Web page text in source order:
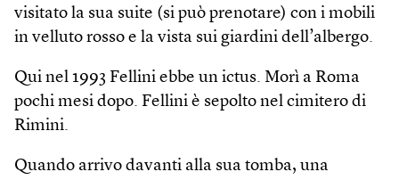
visitato la sua suite (si può prenotare) con i mobili
in velluto rosso e la vista sui giardini dell’albergo.
Qui nel 1993 Fellini ebbe un ictus. Morì a Roma
pochi mesi dopo. Fellini è sepolto nel cimitero di
Rimini.
Quando arrivo davanti alla sua tomba, una